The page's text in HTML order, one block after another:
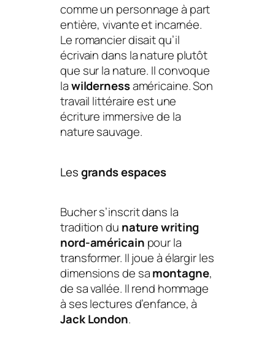
comme un personnage à part
entière, vivante et incarnée.
Le romancier disait qu’il
écrivain dans lanature plutôt
que sur la nature. Il convoque
lawildernessaméricaine. Son
travail littéraire est une
écriture immersive de la
naturesauvage.
Lesgrands espaces
Bucher s’inscrit dans la
tradition du naturewriting
nord-américain pour la
transformer. Il joue à élargir les
dimensions de samontagne,
de sa vallée. Il rend hommage
à ses lectures d’enfance, à
Jack London.